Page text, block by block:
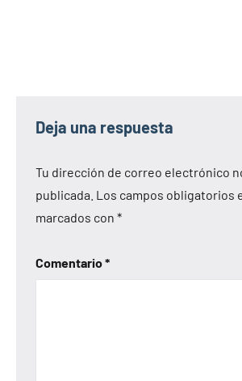
Deja una respuesta
Tu dirección de correo electrónico
publicada. Los campos obligatorios
marcados con *
Comentario*